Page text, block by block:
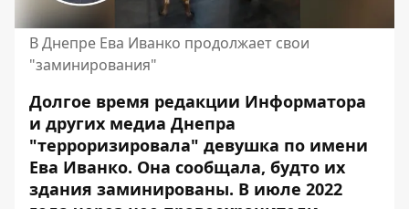
В Днепре Ева Иванко продолжает свои
"заминирования"
Долгое время редакции Информатора
и других медиа Днепра
"терроризировала" девушка по имени
Ева Иванко. Она сообщала, будто их
здания заминированы. В июле 2022